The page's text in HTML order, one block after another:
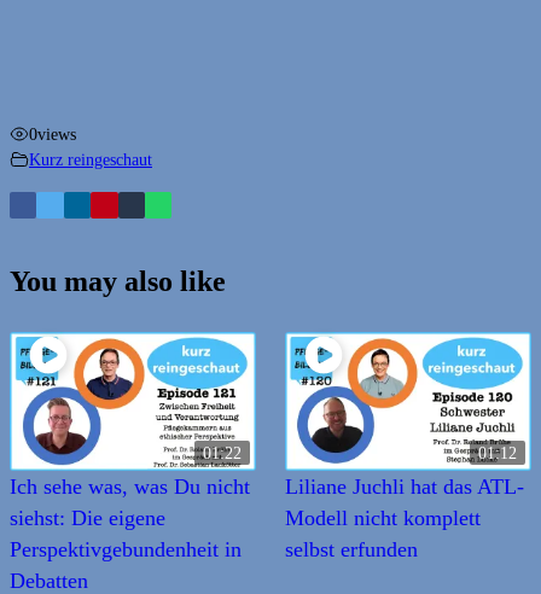
0views
Kurz reingeschaut
You may also like
01:22
Ich sehe was, was Du nicht
siehst: Die eigene
Perspektivgebundenheit in
Debatten
01:12
Liliane Juchli hat das ATL-
Modell nicht komplett
selbst erfunden